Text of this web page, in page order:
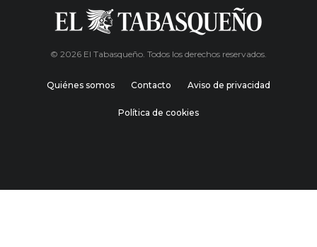
© 2026 El Tabasqueño. Todos los derechos reservados.
Quiénes somos Contacto Aviso de privacidad
Política de cookies